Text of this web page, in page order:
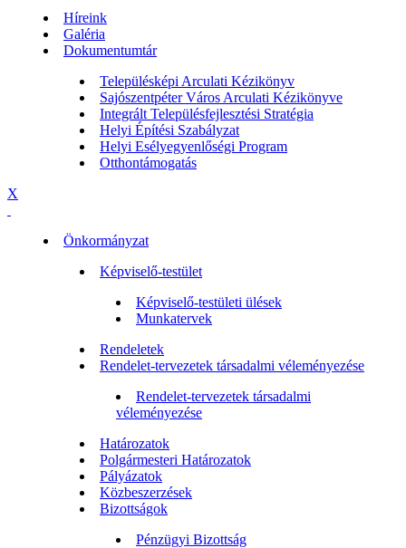
Híreink
Galéria
Dokumentumtár
Településképi Arculati Kézikönyv
Sajószentpéter Város Arculati Kézikönyve
Integrált Településfejlesztési Stratégia
Helyi Építési Szabályzat
Helyi Esélyegyenlőségi Program
Otthontámogatás
X
Önkormányzat
Képviselő-testület
Képviselő-testületi ülések
Munkatervek
Rendeletek
Rendelet-tervezetek társadalmi véleményezése
Rendelet-tervezetek társadalmi
véleményezése
Határozatok
Polgármesteri Határozatok
Pályázatok
Közbeszerzések
Bizottságok
Pénzügyi Bizottság